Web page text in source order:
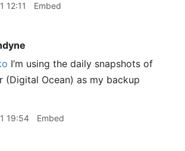
12:11 Embed
I’m using the daily snapshots of
(Digital Ocean) as my backup
19:54 Embed